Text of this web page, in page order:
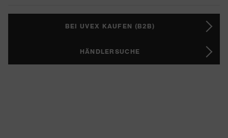
BEI UVEX KAUFEN (B2B)
HÄNDLERSUCHE